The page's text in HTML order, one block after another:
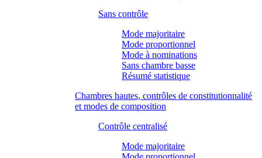
Sans contrôle
Mode majoritaire
Mode proportionnel
Mode à nominations
Sans chambre basse
Résumé statistique
Chambres hautes, contrôles de constitutionnalité
et modes de composition
Contrôle centralisé
Mode majoritaire